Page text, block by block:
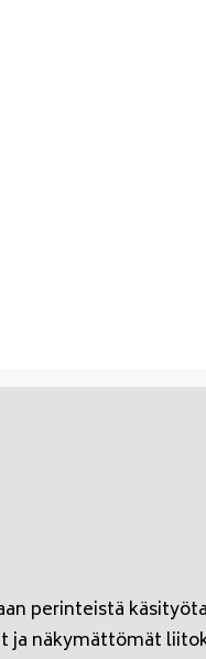
perinteistä
näkymättömät